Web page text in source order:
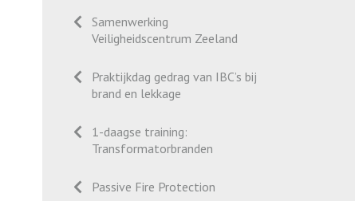
Samenwerking
Veiligheidscentrum Zeeland
Praktijkdag gedrag van IBC’s bij
brand en lekkage
1-daagse training:
Transformatorbranden
Passive Fire Protection